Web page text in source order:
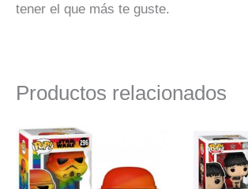
tener el que más te guste.
Productos relacionados